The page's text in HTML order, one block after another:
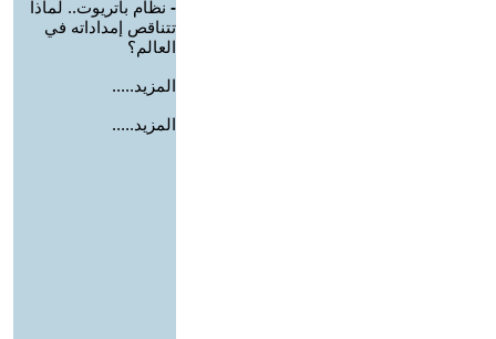
- نظام باتريوت.. لماذا
تتناقص إمداداته في
العالم؟
المزيد.....
المزيد.....